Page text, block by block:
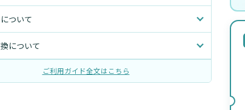
ついて
について
ご利用ガイド全文はこちら